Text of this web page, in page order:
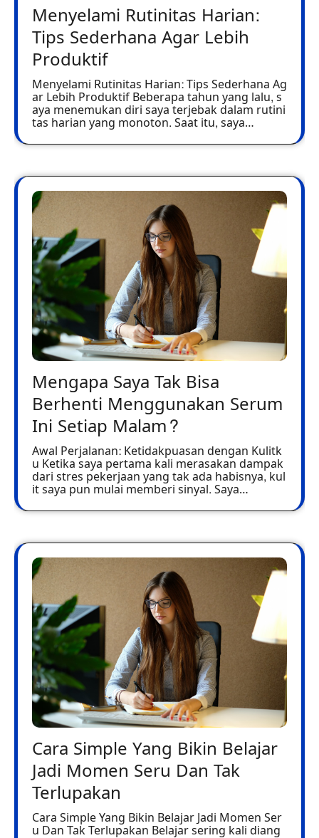
Menyelami Rutinitas Harian:
Tips Sederhana Agar Lebih
Produktif
Menyelami Rutinitas Harian: Tips Sederhana Ag
ar Lebih Produktif Beberapa tahun yang lalu, s
aya menemukan diri saya terjebak dalam rutini
tas harian yang monoton. Saat itu, saya…
Mengapa Saya Tak Bisa
Berhenti Menggunakan Serum
Ini Setiap Malam?
Awal Perjalanan: Ketidakpuasan dengan Kulitk
u Ketika saya pertama kali merasakan dampak
dari stres pekerjaan yang tak ada habisnya, kul
it saya pun mulai memberi sinyal. Saya…
Cara Simple Yang Bikin Belajar
Jadi Momen Seru Dan Tak
Terlupakan
Cara Simple Yang Bikin Belajar Jadi Momen Ser
u Dan Tak Terlupakan Belajar sering kali diang